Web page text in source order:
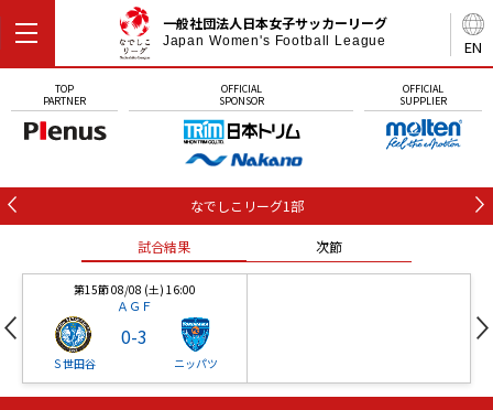
EN
一般社団法人日本女子サッカーリーグ
Japan Women's Football League
TOP
PARTNER
OFFICIAL
SPONSOR
OFFICIAL
SUPPLIER
なでしこリーグ1部
試合結果 次節
第15節 08/08 (土) 16:00
ＡＧＦ
Ｓ世田谷
0-3
ニッパツ